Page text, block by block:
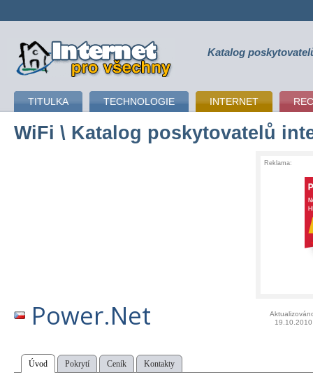
připojení k internetu Katalog
TITULKA TECHNOLOGIE INTERNET
WiFi \ Katalog poskytovatelů
Reklama:
Power.Net
19.10.2010
Úvod Pokrytí Ceník Kontakty